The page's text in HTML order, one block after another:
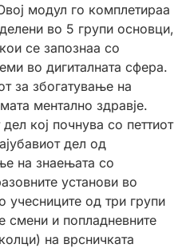
модул го комплетираа
во 5 групи основци,
се запознаа со
во дигиталната сфера.
за збогатување на
ментално здравје.
кој почнува со петтиот
дел од
на знаењата со
установи во
учесниците од три групи
смени и попладневните
на врсничката